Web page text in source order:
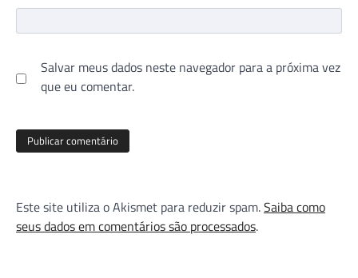
Salvar meus dados neste navegador para a próxima vez
que eu comentar.
Este site utiliza o Akismet para reduzir spam.Saiba como
seus dados em comentários são processados.